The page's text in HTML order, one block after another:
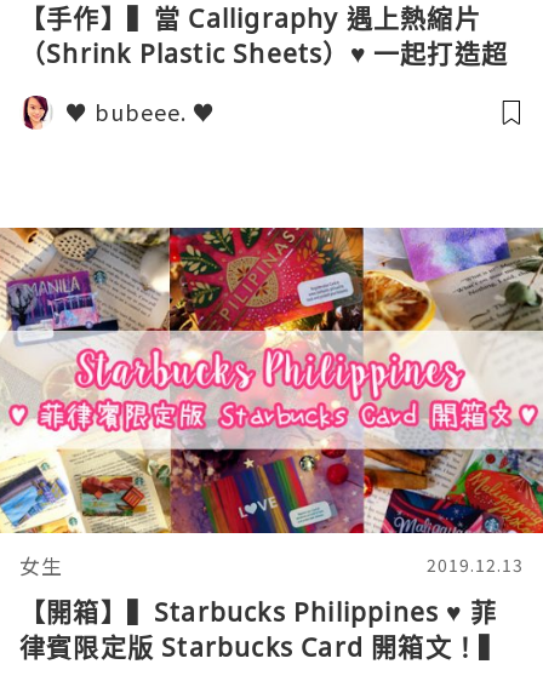
【手作】▍當 Calligraphy 遇上熱縮片
（Shrink Plastic Sheets）♥ 一起打造超
有心思的禮物吧！▍
♥ bubeee. ♥
女生 2019.12.13
【開箱】▍Starbucks Philippines ♥ 菲
律賓限定版 Starbucks Card 開箱文！▍